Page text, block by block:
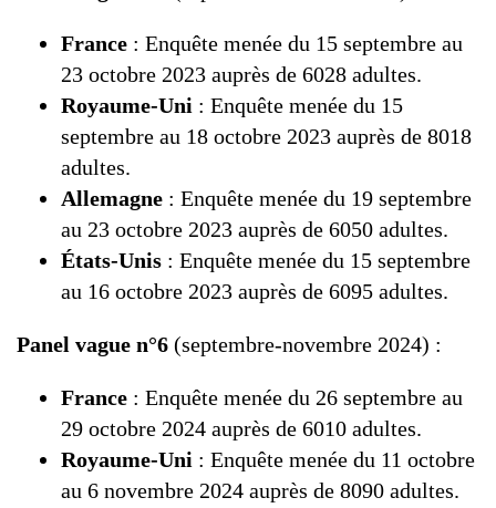
France : Enquête menée du 15 septembre au
23 octobre 2023 auprès de 6028 adultes.
Royaume-Uni : Enquête menée du 15
septembre au 18 octobre 2023 auprès de 8018
adultes.
Allemagne : Enquête menée du 19 septembre
au 23 octobre 2023 auprès de 6050 adultes.
États-Unis : Enquête menée du 15 septembre
au 16 octobre 2023 auprès de 6095 adultes.
Panel vague n°6 (septembre-novembre 2024) :
France : Enquête menée du 26 septembre au
29 octobre 2024 auprès de 6010 adultes.
Royaume-Uni : Enquête menée du 11 octobre
au 6 novembre 2024 auprès de 8090 adultes.